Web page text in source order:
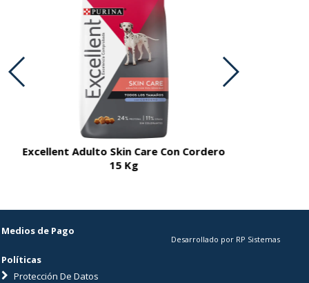
Excellent Adulto Skin Care Con Cordero
15 Kg
Medios de Pago
Políticas
Protección De Datos
Desarrollado por RP Sistemas